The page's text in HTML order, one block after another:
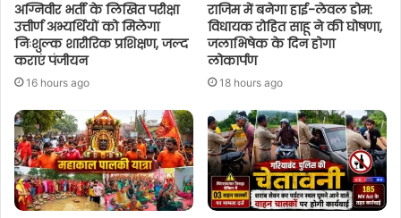
अग्निवीर भर्ती के लिखित परीक्षा
उत्तीर्ण अभ्यर्थियों को मिलेगा
निःशुल्क शारीरिक प्रशिक्षण, जल्द
कराएं पंजीयन
16 hours ago
राजिम में बनेगा हाई-लेवल डोम:
विधायक रोहित साहू ने की घोषणा,
जलाभिषेक के दिन होगा
लोकार्पण
18 hours ago